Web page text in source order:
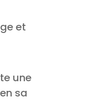
et
une
sa